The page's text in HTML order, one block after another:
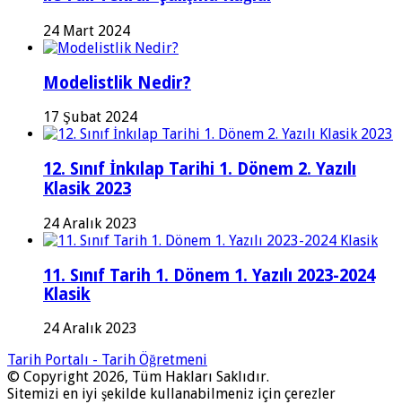
24 Mart 2024
Modelistlik Nedir?
17 Şubat 2024
12. Sınıf İnkılap Tarihi 1. Dönem 2. Yazılı
Klasik 2023
24 Aralık 2023
11. Sınıf Tarih 1. Dönem 1. Yazılı 2023-2024
Klasik
24 Aralık 2023
Tarih Portalı - Tarih Öğretmeni
© Copyright 2026, Tüm Hakları Saklıdır.
Sitemizi en iyi şekilde kullanabilmeniz için çerezler